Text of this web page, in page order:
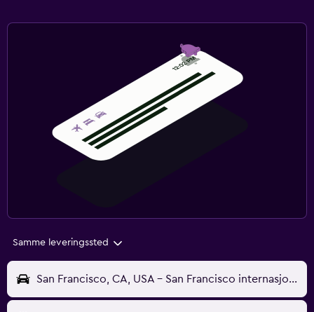
Samme leveringssted
San Francisco, CA, USA - San Francisco internasjonale (SFO)